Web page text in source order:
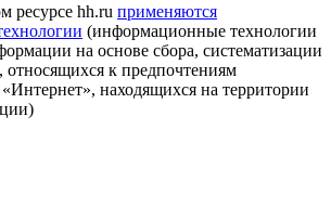
ресурсе hh.ru применяются
(информационные технологии
на основе сбора, систематизации
относящихся к предпочтениям
«Интернет», находящихся на территории